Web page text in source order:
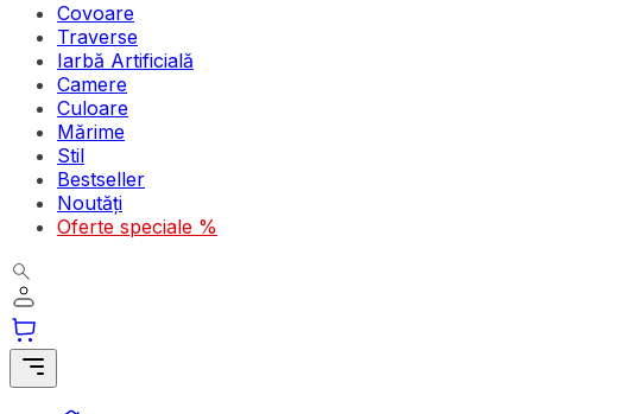
Covoare
Traverse
Iarbă Artificială
Camere
Culoare
Mărime
Stil
Bestseller
Noutăți
Oferte speciale %